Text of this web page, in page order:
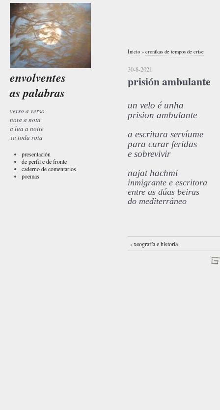
envolventes
as palabras
verso a verso
nota a nota
a lua a noite
xa toda rota
presentación
de perfil e de fronte
caderno de comentarios
poemas
Inicio » cronikas de tempos de crise
30-8-2021
prisión ambulante
un velo é unha
prision ambulante
a escritura servíume
para curar feridas
e sobrevivir
najat hachmi
inmigrante e escritora
entre as dúas beiras
do mediterráneo
‹ xeografía e historia